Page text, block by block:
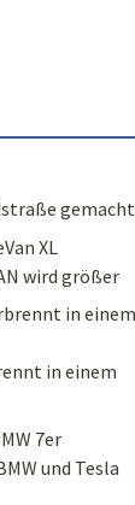
gemacht
wird größer
in einem
und Tesla